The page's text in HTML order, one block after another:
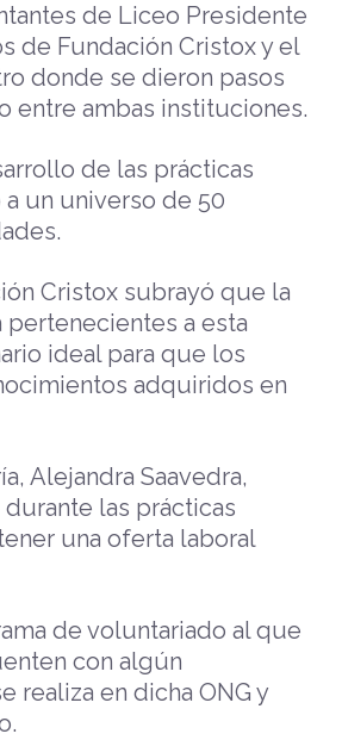
de Liceo Presidente
de Fundación Cristox y el
donde se dieron pasos
entre ambas instituciones.
de las prácticas
un universo de 50
Cristox subrayó que la
a esta
ideal para que los
adquiridos en
Alejandra Saavedra,
las prácticas
una oferta laboral
de voluntariado al que
con algún
realiza en dicha ONG y